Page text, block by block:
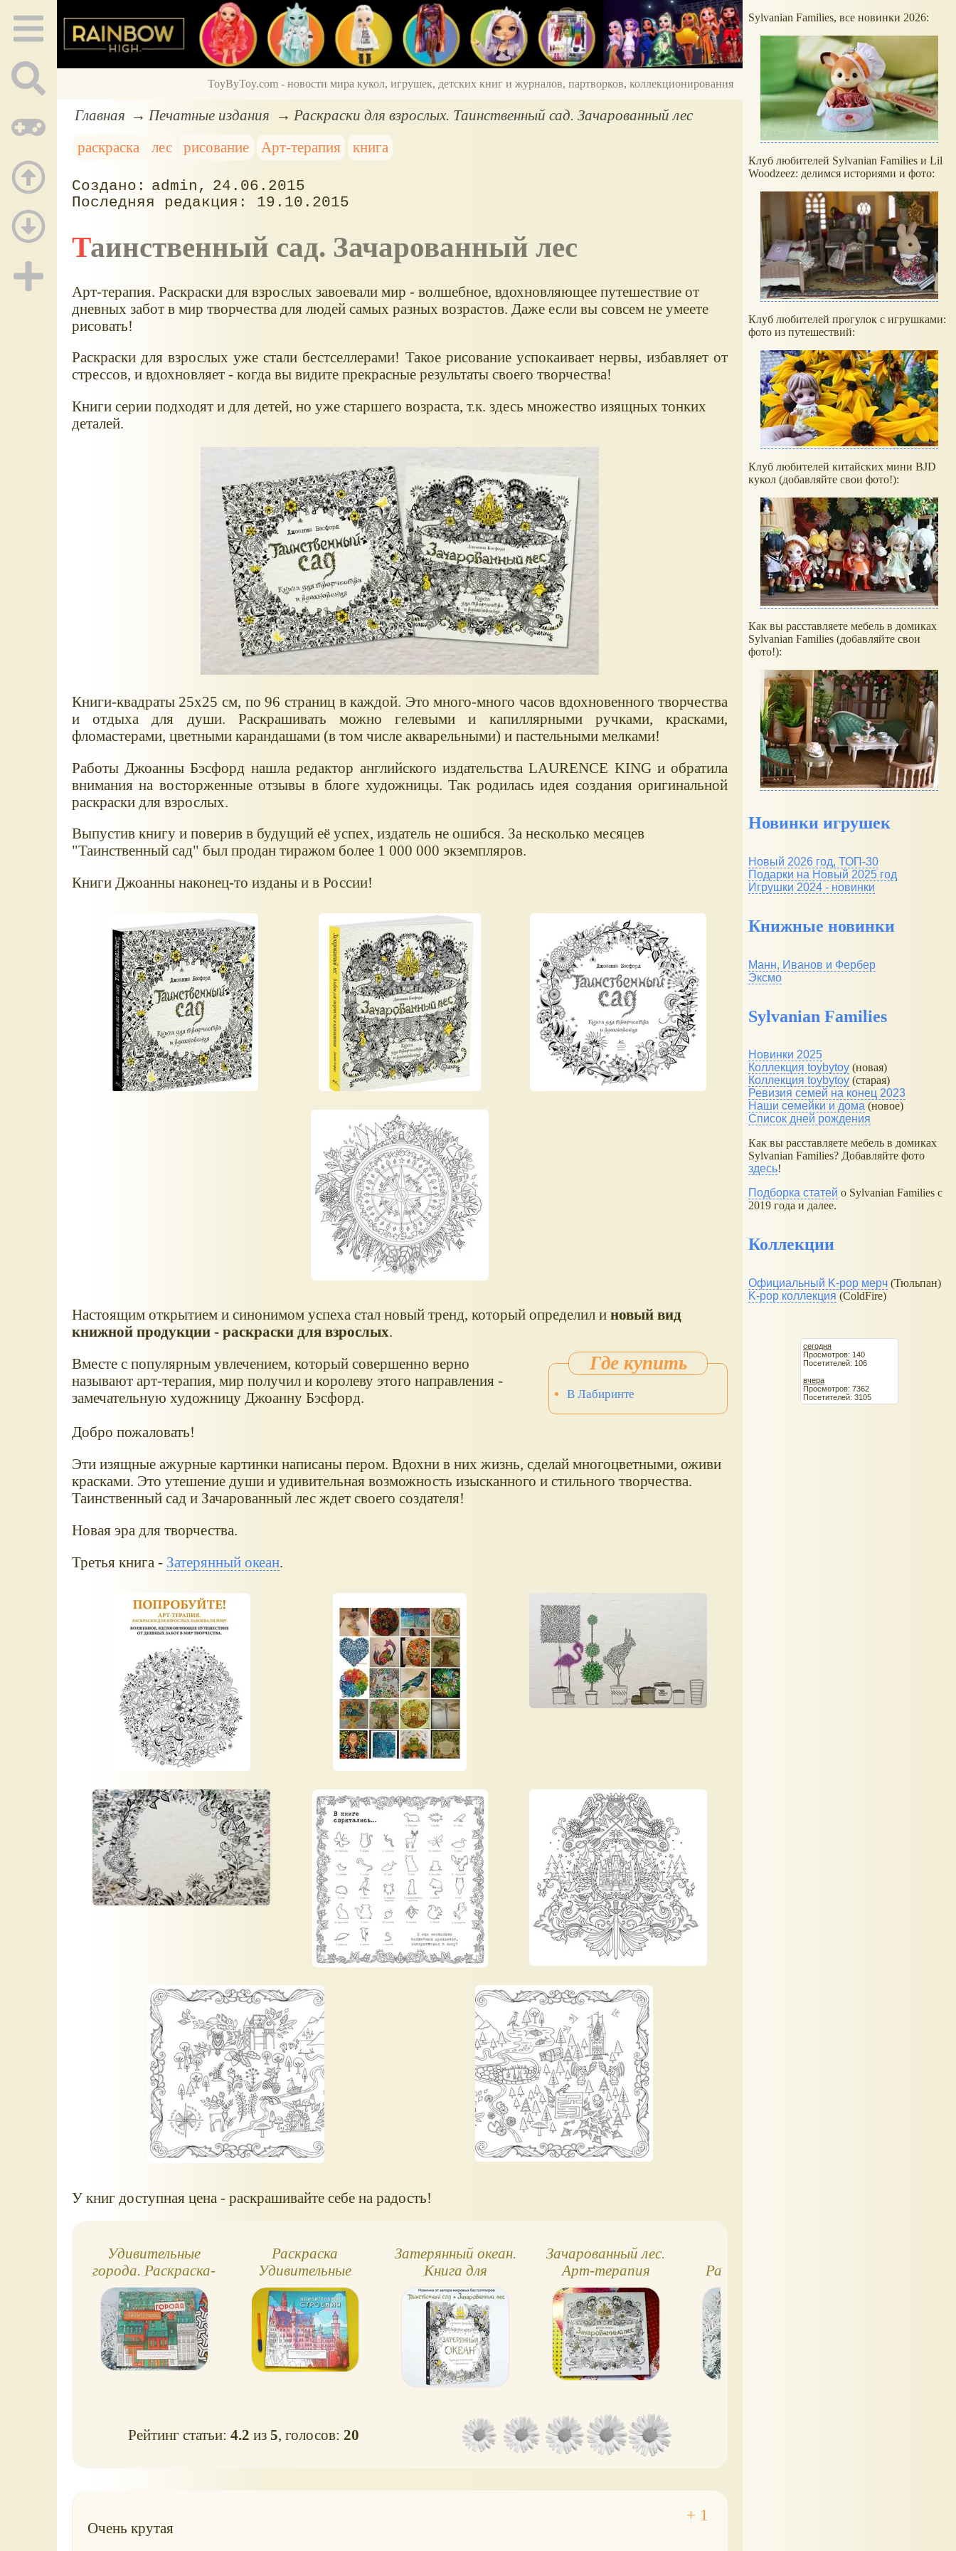
ToyByToy.com - новости мира кукол, игрушек, детских книг и журналов, партворков, коллекционирования
Главная Печатные издания
Раскраски для взрослых. Таинственный сад. Зачарованный лес
раскраска
лес рисование Арт-терапия книга
admin
24.06.2015
19.10.2015
Таинственный сад. Зачарованный лес
Арт-терапия. Раскраски для взрослых завоевали мир - волшебное, вдохновляющее путешествие от
дневных забот в мир творчества для людей самых разных возрастов. Даже если вы совсем не умеете
рисовать!
Раскраски для взрослых уже стали бестселлерами! Такое рисование успокаивает нервы, избавляет от
стрессов, и вдохновляет - когда вы видите прекрасные результаты своего творчества!
Книги серии подходят и для детей, но уже старшего возраста, т.к. здесь множество изящных тонких
деталей.
Книги-квадраты 25х25 см, по 96 страниц в каждой. Это много-много часов вдохновенного творчества
и отдыха для души. Раскрашивать можно гелевыми и капиллярными ручками, красками,
фломастерами, цветными карандашами (в том числе акварельными) и пастельными мелками!
Работы Джоанны Бэсфорд нашла редактор английского издательства LAURENCE KING и обратила
внимания на восторженные отзывы в блоге художницы. Так родилась идея создания оригинальной
раскраски для взрослых.
Выпустив книгу и поверив в будущий её успех, издатель не ошибся. За несколько месяцев
"Таинственный сад" был продан тиражом более 1 000 000 экземпляров.
Книги Джоанны наконец-то изданы и в России!
Настоящим открытием и синонимом успеха стал новый тренд, который определил и новый вид
книжной продукции - раскраски для взрослых.
В Лабиринте
Вместе с популярным увлечением, который совершенно верно
называют арт-терапия, мир получил и королеву этого направления -
замечательную художницу Джоанну Бэсфорд.
Добро пожаловать!
Эти изящные ажурные картинки написаны пером. Вдохни в них жизнь, сделай многоцветными, оживи
красками. Это утешение души и удивительная возможность изысканного и стильного творчества.
Таинственный сад и Зачарованный лес ждет своего создателя!
Новая эра для творчества.
Третья книга - Затерянный океан.
У книг доступная цена - раскрашивайте себе на радость!
Удивительные
города. Раскраска-
путешествие
Раскраска
Удивительные
строения
Затерянный океан.
Книга для
творчества и
вдохновения
Зачарованный лес.
Арт-терапия
Раскраска арт-
Рейтинг статьи:4.2 из5, голосов:20
Очень крутая
Sylvanian Families, все новинки 2026:
Клуб любителей Sylvanian Families и Lil
Woodzeez: делимся историями и фото:
Клуб любителей прогулок с игрушками:
фото из путешествий:
Клуб любителей китайских мини BJD
кукол (добавляйте свои фото!):
Как вы расставляете мебель в домиках
Sylvanian Families (добавляйте свои
фото!):
Новинки игрушек
Новый 2026 год, ТОП-30
Подарки на Новый 2025 год
Игрушки 2024 - новинки
Книжные новинки
Манн, Иванов и Фербер
Эксмо
Sylvanian Families
Новинки 2025
Коллекция toybytoy (новая)
Коллекция toybytoy (старая)
Ревизия семей на конец 2023
Наши семейки и дома (новое)
Список дней рождения
Как вы расставляете мебель в домиках
Sylvanian Families? Добавляйте фото
здесь!
Подборка статей о Sylvanian Families с
2019 года и далее.
Коллекции
Официальный K-pop мерч (Тюльпан)
K-pop коллекция (ColdFire)
сегодня
Просмотров: 140
Посетителей: 106
вчера
Просмотров: 7362
Посетителей: 3105